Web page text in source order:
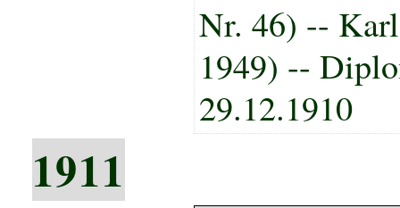
Nr. 46) --
1949) --
29.12.1910
1911